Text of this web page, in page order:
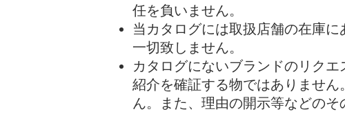
任を負いません。
当カタログには取扱店舗の在庫
一切致しません。
カタログにないブランドのリク
紹介を確証する物ではありませ
ん。また、理由の開示等などのそ